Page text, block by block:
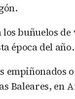
buñuelos
época del
empiñonados
Baleares, en